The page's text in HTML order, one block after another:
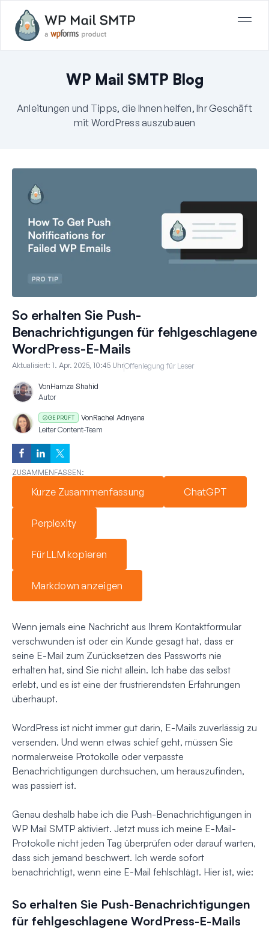
WP Mail SMTP Blog
Anleitungen und Tipps, die Ihnen helfen, Ihr Geschäft
mit WordPress auszubauen
So erhalten Sie Push-
Benachrichtigungen für fehlgeschlagene
WordPress-E-Mails
Aktualisiert: 1. Apr. 2025, 10:45 UhrOffenlegung für Leser
VonHamza Shahid
Autor
GEPRÜFT VonRachel Adnyana
Leiter Content-Team
ZUSAMMENFASSEN:
Kurze Zusammenfassung ChatGPT
Perplexity
Für LLM kopieren
Markdown anzeigen
Wenn jemals eine Nachricht aus Ihrem Kontaktformular
verschwunden ist oder ein Kunde gesagt hat, dass er
seine E-Mail zum Zurücksetzen des Passworts nie
erhalten hat, sind Sie nicht allein. Ich habe das selbst
erlebt, und es ist eine der frustrierendsten Erfahrungen
überhaupt.
WordPress ist nicht immer gut darin, E-Mails zuverlässig zu
versenden. Und wenn etwas schief geht, müssen Sie
normalerweise Protokolle oder verpasste
Benachrichtigungen durchsuchen, um herauszufinden,
was passiert ist.
Genau deshalb habe ich die Push-Benachrichtigungen in
WP Mail SMTP aktiviert. Jetzt muss ich meine E-Mail-
Protokolle nicht jeden Tag überprüfen oder darauf warten,
dass sich jemand beschwert. Ich werde sofort
benachrichtigt, wenn eine E-Mail fehlschlägt. Hier ist, wie:
So erhalten Sie Push-Benachrichtigungen
für fehlgeschlagene WordPress-E-Mails